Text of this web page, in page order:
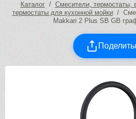
Каталог/ Смесители, термостаты,
термостаты для кухонной мойки/
Makkari 2 Plus SB GB